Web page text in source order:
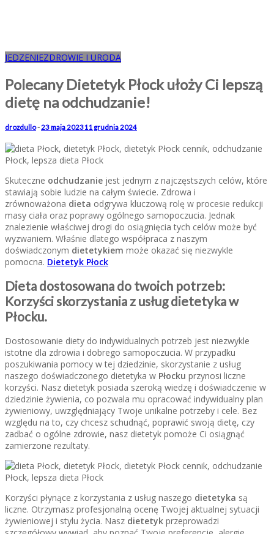
JEDZENIEZDROWIE I URODA
Polecany Dietetyk Płock ułoży Ci lepszą
dietę na odchudzanie!
drozdullo-23 maja 202311 grudnia 2024
Skuteczne odchudzanie jest jednym z najczęstszych celów, które
stawiają sobie ludzie na całym świecie. Zdrowa i
zrównoważona dieta odgrywa kluczową rolę w procesie redukcji
masy ciała oraz poprawy ogólnego samopoczucia. Jednak
znalezienie właściwej drogi do osiągnięcia tych celów może być
wyzwaniem. Właśnie dlatego współpraca z naszym
doświadczonym dietetykiem może okazać się niezwykle
pomocna. Dietetyk Płock
Dieta dostosowana do twoich potrzeb:
Korzyści skorzystania z usług dietetyka w
Płocku.
Dostosowanie diety do indywidualnych potrzeb jest niezwykle
istotne dla zdrowia i dobrego samopoczucia. W przypadku
poszukiwania pomocy w tej dziedzinie, skorzystanie z usług
naszego doświadczonego dietetyka w Płocku przynosi liczne
korzyści. Nasz dietetyk posiada szeroką wiedzę i doświadczenie w
dziedzinie żywienia, co pozwala mu opracować indywidualny plan
żywieniowy, uwzględniający Twoje unikalne potrzeby i cele. Bez
względu na to, czy chcesz schudnąć, poprawić swoją dietę, czy
zadbać o ogólne zdrowie, nasz dietetyk pomoże Ci osiągnąć
zamierzone rezultaty.
Korzyści płynące z korzystania z usług naszego dietetyka są
liczne. Otrzymasz profesjonalną ocenę Twojej aktualnej sytuacji
żywieniowej i stylu życia. Nasz dietetyk przeprowadzi